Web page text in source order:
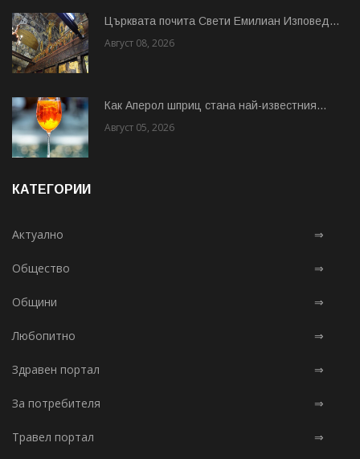
Църквата почита Свeти Емилиан Изповед...
Август 08, 2026
Как Аперол шприц стана най-известния...
Август 05, 2026
КАТЕГОРИИ
Актуално ⇒
Общество ⇒
Общини ⇒
Любопитно ⇒
Здравен портал ⇒
За потребителя ⇒
Травел портал ⇒